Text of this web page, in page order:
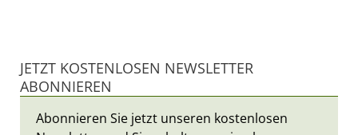
JETZT KOSTENLOSEN NEWSLETTER
ABONNIEREN
Abonnieren Sie jetzt unseren kostenlosen